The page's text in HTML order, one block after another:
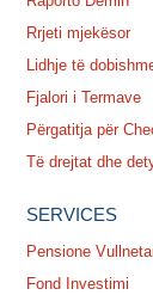
Rrjeti mjekësor
Lidhje të
Fjalori i Termave
Përgatitja për
Të drejtat dhe
SERVICES
Pensione
Fond Investimi